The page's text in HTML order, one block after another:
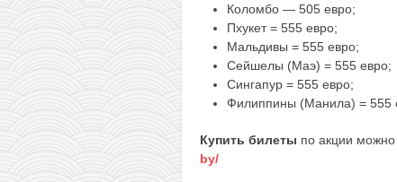
Коломбо — 505 евро;
Пхукет = 555 евро;
Мальдивы = 555 евро;
Сейшелы (Маэ) = 555 евро;
Сингапур = 555 евро;
Филиппины (Манила) = 555
Купить билеты по акции
by/